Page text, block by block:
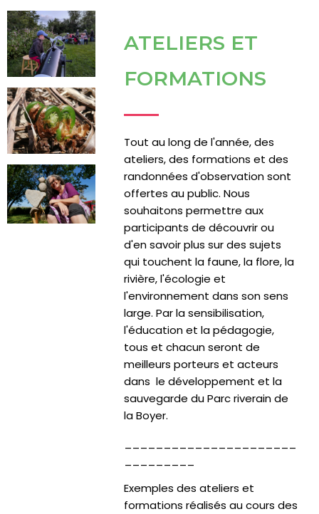
ATELIERS ET
FORMATIONS
Tout au long de l'année, des
ateliers, des formations et des
randonnées d'observation sont
offertes au public. Nous
souhaitons permettre aux
participants de découvrir ou
d'en savoir plus sur des sujets
qui touchent la faune, la flore, la
rivière, l'écologie et
l'environnement dans son sens
large. Par la sensibilisation,
l'éducation et la pédagogie,
tous et chacun seront de
meilleurs porteurs et acteurs
dans le développement et la
sauvegarde du Parc riverain de
la Boyer.
Exemples des ateliers et
formations réalisés au cours des